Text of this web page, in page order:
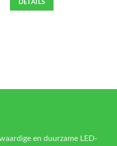
DETAILS
en duurzame LED-